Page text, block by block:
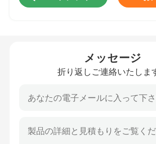
モアッサナイトウォッチメッセージ
折り返しご連絡いたしま